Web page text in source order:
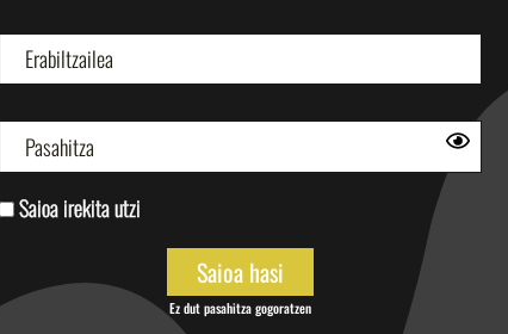
Saioa irekita utzi
Ez dut pasahitza gogoratzen